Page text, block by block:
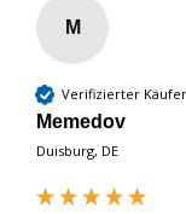
M
Verifizierter Käufer
Memedov
Duisburg, DE